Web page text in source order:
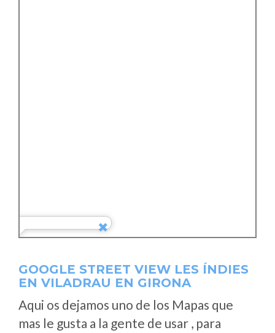
GOOGLE STREET VIEW LES ÍNDIES
EN VILADRAU EN GIRONA
Aqui os dejamos uno de los Mapas que
mas le gusta a la gente de usar , para